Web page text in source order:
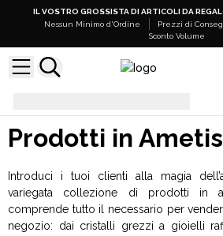
IL VOSTRO GROSSISTA DI ARTICOLI DA
Nessun Minimo d'Ordine
Prezzi di
Sconto Volume
Prodotti in
Introduci i tuoi clienti alla magia
variegata collezione di prodotti in
comprende tutto il necessario per
negozio: dai cristalli grezzi a gioielli